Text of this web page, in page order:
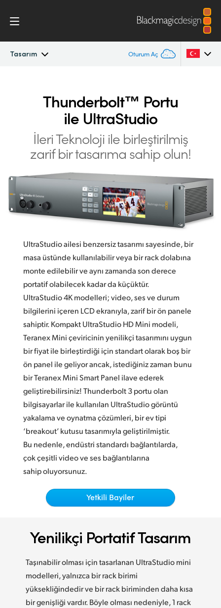
Tasarım Oturum Aç
Kurulum
Teknik
Australia
Brazil
China
Denmark
Germany
Hong Kong SAR, China
India
Italy
Korea
Mexico
Malaysia
Netherlands
New Zealand
Poland
South Africa
Spain
Thunderbolt™ Portu
ile UltraStudio
İleri Teknoloji ile birleştirilmiş
zarif birtasarıma sahip olun!
UltraStudio ailesi benzersiz tasarımı sayesinde, bir
masa üstünde kullanılabilir veya bir rack dolabına
monte edilebilir ve aynı zamanda son derece
portatif olabilecek kadar da küçüktür.
UltraStudio 4K modelleri; video, ses ve durum
bilgilerini içeren LCD ekranıyla, zarif bir ön panele
sahiptir. Kompakt UltraStudio HD Mini modeli,
Teranex Mini çeviricinin yenilikçi tasarımını uygun
bir fiyat ile birleştirdiği için standart olarak boş bir
ön panel ile geliyor ancak, istediğiniz zaman bunu
bir Teranex Mini Smart Panel ilave ederek
geliştirebilirsiniz! Thunderbolt 3 portu olan
bilgisayarlar ile kullanılan UltraStudio görüntü
yakalama ve oynatma çözümleri, bir ev tipi
‘breakout’ kutusu tasarımıyla geliştirilmiştir.
Bu nedenle, endüstri standardı bağlantılarda,
çok çeşitli video ve ses bağlantılarına
sahip oluyorsunuz.
Yetkili Bayiler
Yenilikçi Portatif Tasarım
Taşınabilir olması için tasarlanan UltraStudio mini
modelleri, yalnızca bir rack birimi
yüksekliğindedir ve bir rack biriminden daha kısa
bir genişliği vardır. Böyle olması nedeniyle, 1 rack